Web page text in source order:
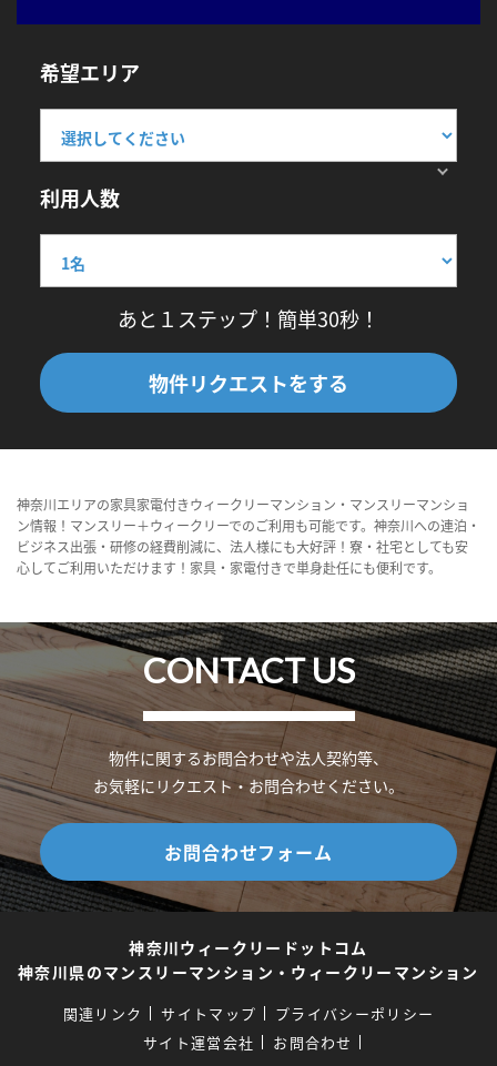
希望エリア
利用人数
あと１ステップ！簡単30秒！
物件リクエストをする
神奈川エリアの家具家電付きウィークリーマンション・マンスリーマンショ
ン情報！マンスリー＋ウィークリーでのご利用も可能です。神奈川への連泊・
ビジネス出張・研修の経費削減に、法人様にも大好評！寮・社宅としても安
心してご利用いただけます！家具・家電付きで単身赴任にも便利です。
CONTACT US
物件に関するお問合わせや法人契約等、
お気軽にリクエスト・お問合わせください。
お問合わせフォーム
神奈川ウィークリードットコム
神奈川県のマンスリーマンション・ウィークリーマンション
関連リンク サイトマップ
プライバシーポリシー
サイト運営会社
お問合わせ